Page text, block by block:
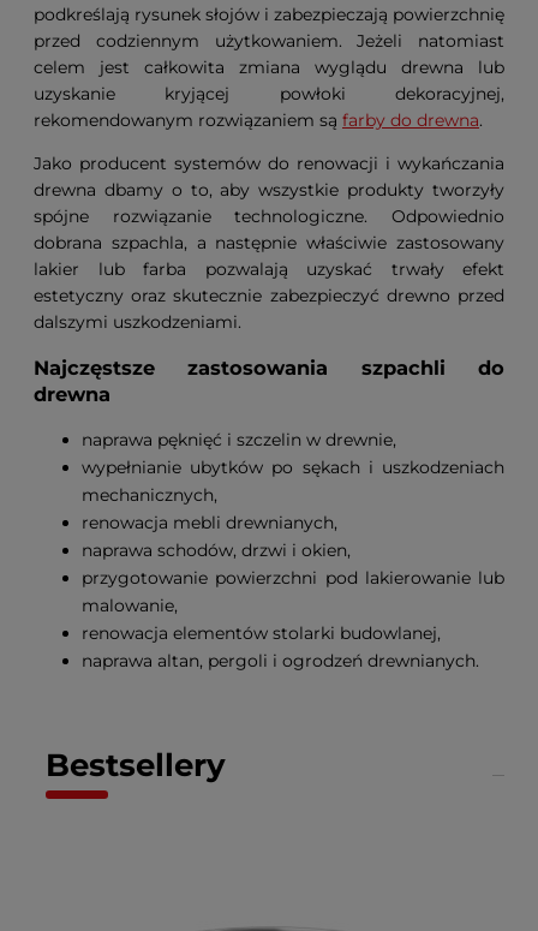
podkreślają rysunek słojów i zabezpieczają powierzchnię
przed codziennym użytkowaniem. Jeżeli natomiast
celem jest całkowita zmiana wyglądu drewna lub
uzyskanie kryjącej powłoki dekoracyjnej,
rekomendowanym rozwiązaniem są farby do drewna.
Jako producent systemów do renowacji i wykańczania
drewna dbamy o to, aby wszystkie produkty tworzyły
spójne rozwiązanie technologiczne. Odpowiednio
dobrana szpachla, a następnie właściwie zastosowany
lakier lub farba pozwalają uzyskać trwały efekt
estetyczny oraz skutecznie zabezpieczyć drewno przed
dalszymi uszkodzeniami.
Najczęstsze zastosowania szpachli do
drewna
naprawa pęknięć i szczelin w drewnie,
wypełnianie ubytków po sękach i uszkodzeniach
mechanicznych,
renowacja mebli drewnianych,
naprawa schodów, drzwi i okien,
przygotowanie powierzchni pod lakierowanie lub
malowanie,
renowacja elementów stolarki budowlanej,
naprawa altan, pergoli i ogrodzeń drewnianych.
Bestsellery